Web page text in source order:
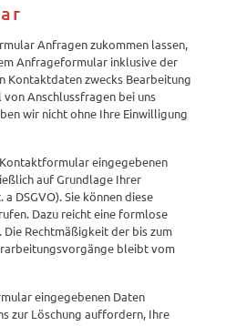
Anfragen zukommen lassen,
Anfrageformular inklusive der
Kontaktdaten zwecks Bearbeitung
Anschlussfragen bei uns
wir nicht ohne Ihre Einwilligung
eingegebenen
auf Grundlage Ihrer
DSGVO). Sie können diese
Dazu reicht eine formlose
Rechtmäßigkeit der bis zum
bleibt vom
eingegebenen Daten
zur Löschung auffordern, Ihre